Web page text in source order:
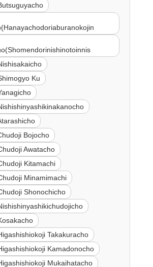
Ku
Bojocho
Awatacho
Kitamachi
Minamimachi
Shonochicho
Takakuracho
Kamadonocho
Mukaihatacho